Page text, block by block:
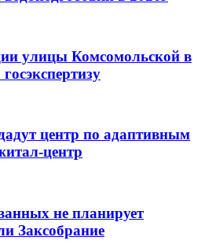
улицы Комсомольской в
центр по адаптивным
центр
не планирует
Заксобрание